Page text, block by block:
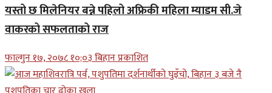
यस्तो छ मिलेनियर बन्ने पहिलो अफ्रिकी महिला म्याडम सी.जे
वाकरको सफलताको राज
फाल्गुन १७, २०७८ १०;०३ बिहान प्रकाशित